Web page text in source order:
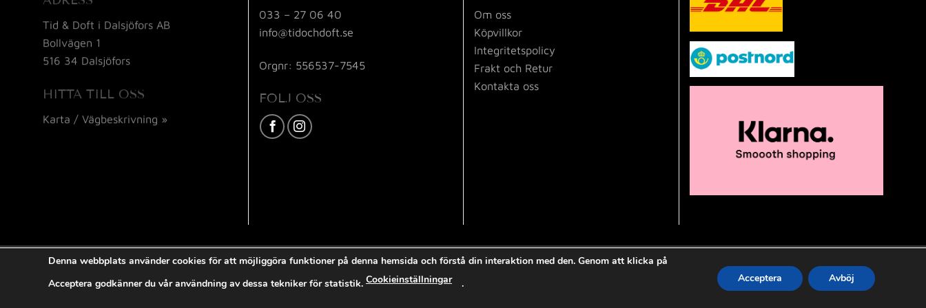
Tid & Doft i Dalsjöfors AB
Bollvägen 1
516 34 Dalsjöfors
HITTA TILL OSS
Karta / Vägbeskrivning »
033 – 27 06 40
info@tidochdoft.se
Orgnr: 556537-7545
FÖLJ OSS
Om oss
Köpvillkor
Integritetspolicy
Frakt och Retur
Kontakta oss
Denna webbplats använder cookies för att möjliggöra funktioner på denna hemsida och förstå din interaktion med den. Genom att klicka på
Acceptera godkänner du vår användning av dessa tekniker för statistik. Cookieinställningar . Acceptera Avböj